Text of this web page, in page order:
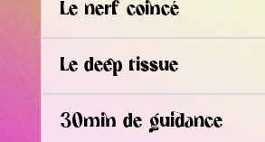
Le nerf coincé
Le deep tissue
30min de guidance